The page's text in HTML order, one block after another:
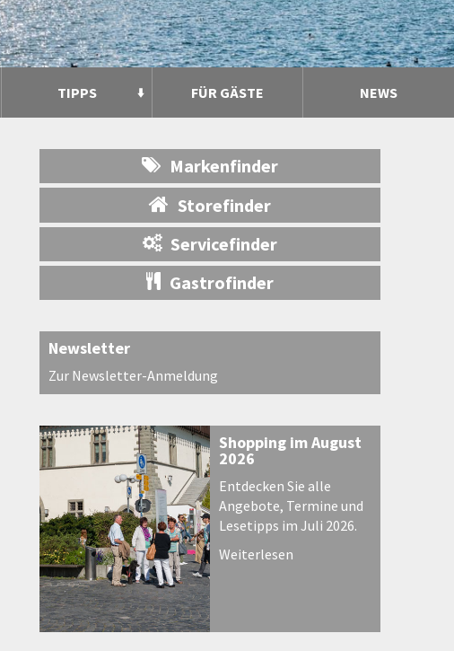
TIPPS FÜR GÄSTE NEWS
Markenfinder
Storefinder
Servicefinder
Gastrofinder
Newsletter
Zur Newsletter-Anmeldung
Shopping im August
2026
Entdecken Sie alle
Angebote, Termine und
Lesetipps im Juli 2026.
Weiterlesen